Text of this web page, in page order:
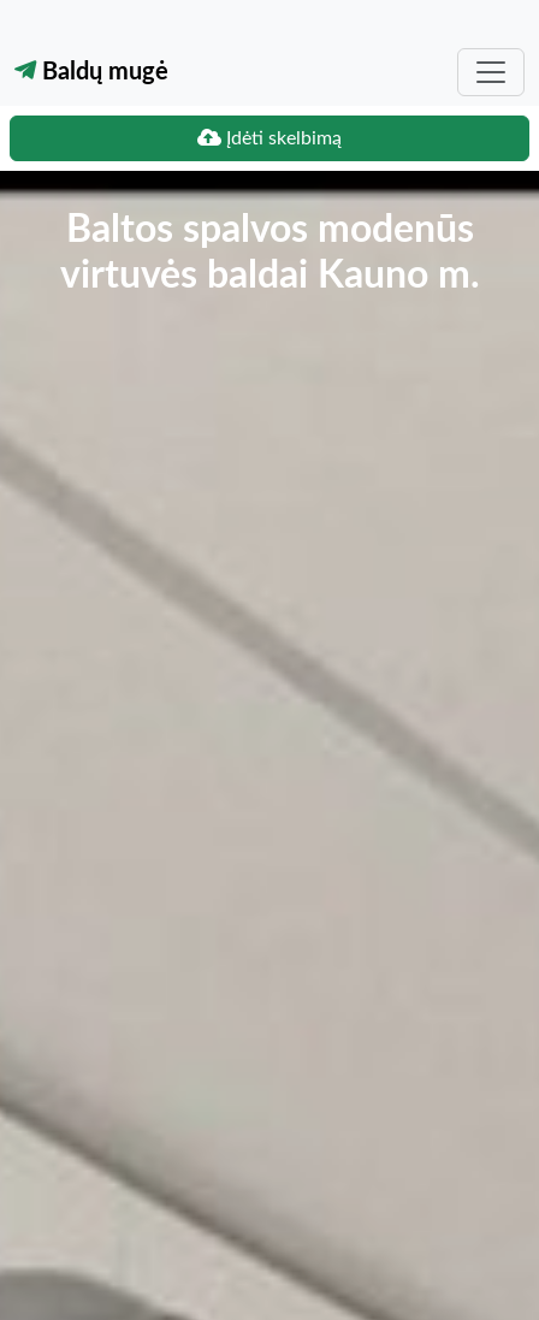
Baldų mugė
Įdėti skelbimą
Baltos spalvos modenūs
virtuvės baldai Kauno m.